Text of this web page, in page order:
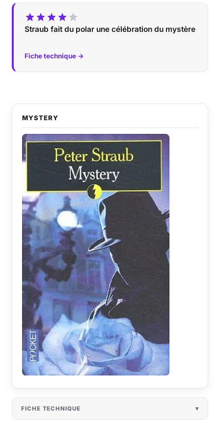
Straub fait du polar une célébration du mystère
Fiche technique →
MYSTERY
FICHE TECHNIQUE